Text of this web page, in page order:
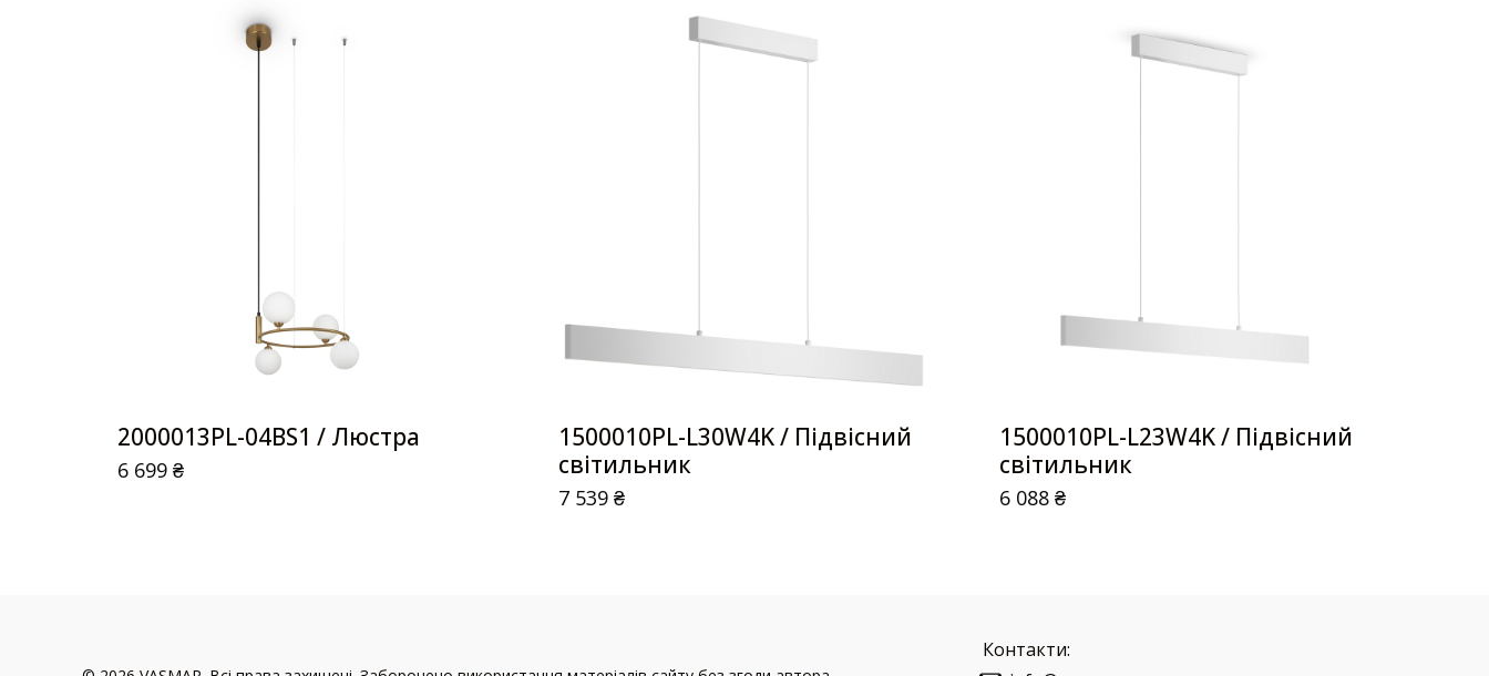
2000013PL-04BS1 / Люстра
6 699₴
1500010PL-L30W4K / Підвісний
світильник
7 539₴
1500010PL-L23W4K / Підвісний
світильник
6 088₴
Контакти: